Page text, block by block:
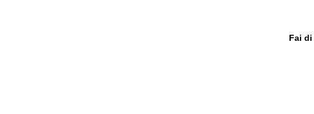
Fai di